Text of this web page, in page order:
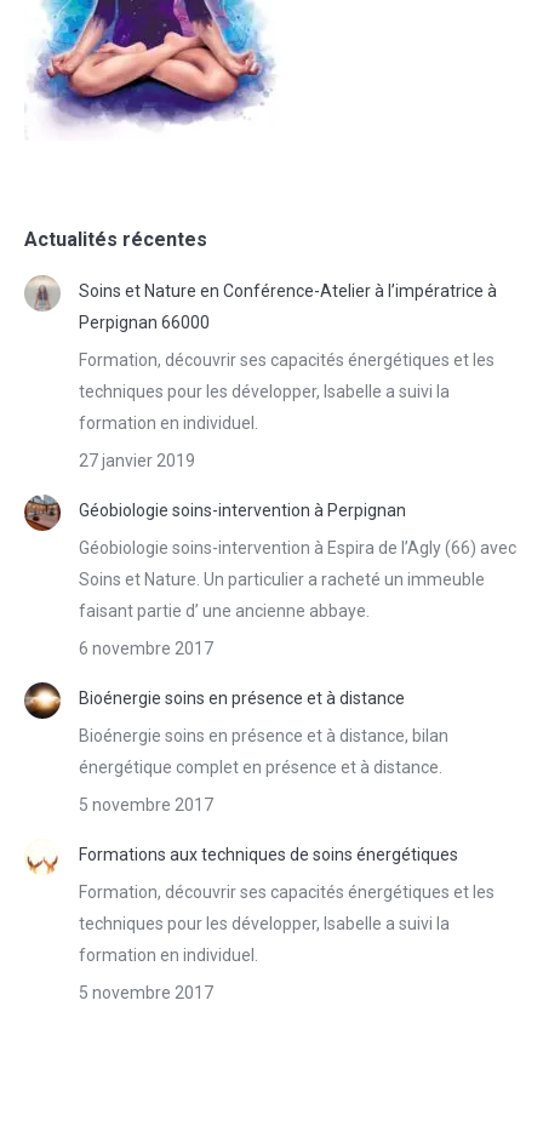
Actualités récentes
Soins et Nature en Conférence-Atelier à l’impératrice à
Perpignan 66000
Formation, découvrir ses capacités énergétiques et les
techniques pour les développer, Isabelle a suivi la
formation en individuel.
27 janvier 2019
Géobiologie soins-intervention à Perpignan
Géobiologie soins-intervention à Espira de l’Agly (66) avec
Soins et Nature. Un particulier a racheté un immeuble
faisant partie d’ une ancienne abbaye.
6 novembre 2017
Bioénergie soins en présence et à distance
Bioénergie soins en présence et à distance, bilan
énergétique complet en présence et à distance.
5 novembre 2017
Formations aux techniques de soins énergétiques
Formation, découvrir ses capacités énergétiques et les
techniques pour les développer, Isabelle a suivi la
formation en individuel.
5 novembre 2017